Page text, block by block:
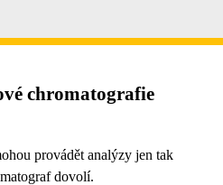
chromatografie
provádět analýzy jen tak
dovolí.